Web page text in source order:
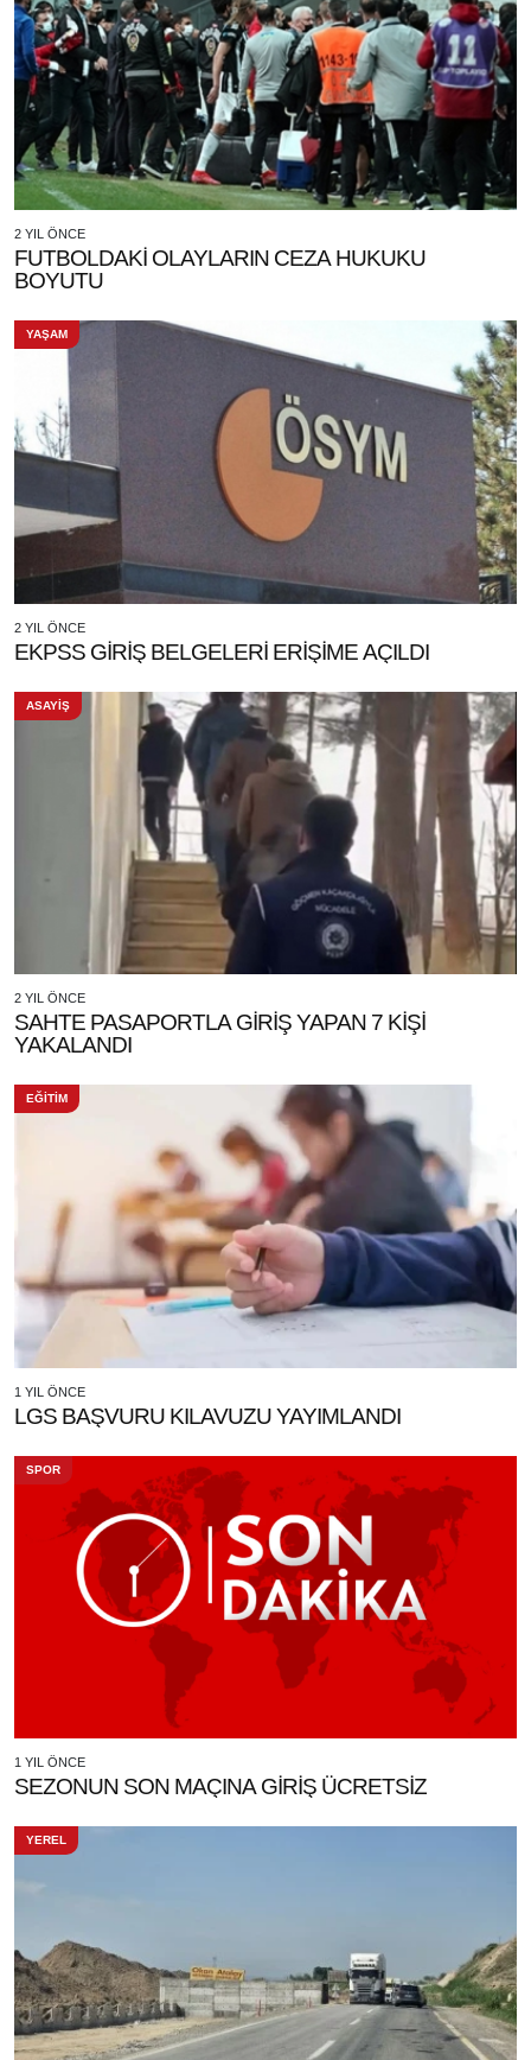
2 YIL ÖNCE
FUTBOLDAKİ OLAYLARIN CEZA HUKUKU
BOYUTU
YAŞAM
2 YIL ÖNCE
EKPSS GİRİŞ BELGELERİ ERİŞİME AÇILDI
ASAYİŞ
2 YIL ÖNCE
SAHTE PASAPORTLA GİRİŞ YAPAN 7 KİŞİ
YAKALANDI
EĞİTİM
1 YIL ÖNCE
LGS BAŞVURU KILAVUZU YAYIMLANDI
SPOR
1 YIL ÖNCE
SEZONUN SON MAÇINA GİRİŞ ÜCRETSİZ
YEREL